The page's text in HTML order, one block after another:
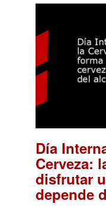
Día
Cerveza:
disfrutar
depende